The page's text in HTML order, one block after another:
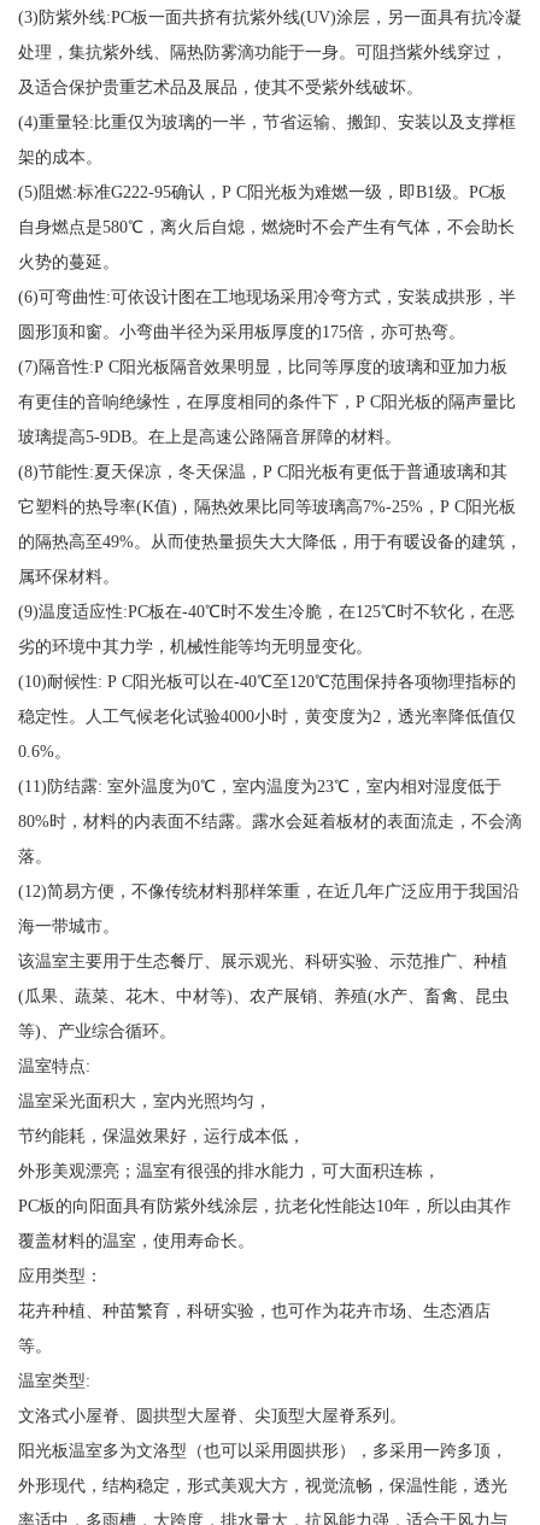
(3)防紫外线:PC板一面共挤有抗紫外线(UV)涂层，另一面具有抗冷凝
处理，集抗紫外线、隔热防雾滴功能于一身。可阻挡紫外线穿过，
及适合保护贵重艺术品及展品，使其不受紫外线破坏。
(4)重量轻:比重仅为玻璃的一半，节省运输、搬卸、安装以及支撑框
架的成本。
(5)阻燃:标准G222-95确认，P C阳光板为难燃一级，即B1级。PC板
自身燃点是580℃，离火后自熄，燃烧时不会产生有气体，不会助长
火势的蔓延。
(6)可弯曲性:可依设计图在工地现场采用冷弯方式，安装成拱形，半
圆形顶和窗。小弯曲半径为采用板厚度的175倍，亦可热弯。
(7)隔音性:P C阳光板隔音效果明显，比同等厚度的玻璃和亚加力板
有更佳的音响绝缘性，在厚度相同的条件下，P C阳光板的隔声量比
玻璃提高5-9DB。在上是高速公路隔音屏障的材料。
(8)节能性:夏天保凉，冬天保温，P C阳光板有更低于普通玻璃和其
它塑料的热导率(K值)，隔热效果比同等玻璃高7%-25%，P C阳光板
的隔热高至49%。从而使热量损失大大降低，用于有暖设备的建筑，
属环保材料。
(9)温度适应性:PC板在-40℃时不发生冷脆，在125℃时不软化，在恶
劣的环境中其力学，机械性能等均无明显变化。
(10)耐候性: P C阳光板可以在-40℃至120℃范围保持各项物理指标的
稳定性。人工气候老化试验4000小时，黄变度为2，透光率降低值仅
0.6%。
(11)防结露: 室外温度为0℃，室内温度为23℃，室内相对湿度低于
80%时，材料的内表面不结露。露水会延着板材的表面流走，不会滴
落。
(12)简易方便，不像传统材料那样笨重，在近几年广泛应用于我国沿
海一带城市。
该温室主要用于生态餐厅、展示观光、科研实验、示范推广、种植
(瓜果、蔬菜、花木、中材等)、农产展销、养殖(水产、畜禽、昆虫
等)、产业综合循环。
温室特点:
温室采光面积大，室内光照均匀，
节约能耗，保温效果好，运行成本低，
外形美观漂亮；温室有很强的排水能力，可大面积连栋，
PC板的向阳面具有防紫外线涂层，抗老化性能达10年，所以由其作
覆盖材料的温室，使用寿命长。
应用类型：
花卉种植、种苗繁育，科研实验，也可作为花卉市场、生态酒店
等。
温室类型:
文洛式小屋脊、圆拱型大屋脊、尖顶型大屋脊系列。
阳光板温室多为文洛型（也可以采用圆拱形），多采用一跨多顶，
外形现代，结构稳定，形式美观大方，视觉流畅，保温性能，透光
率适中，多雨槽，大跨度，排水量大，抗风能力强，适合于风力与